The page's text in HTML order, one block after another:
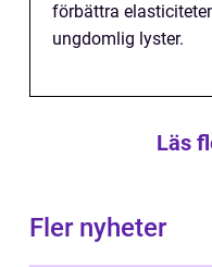
förbättra
ungdomlig lyster.
Läs
Fler nyheter